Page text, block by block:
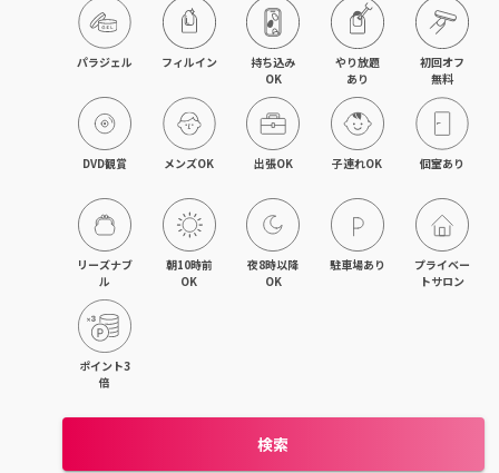
北千住・町屋・亀有
錦糸町・小岩・青砥
吉祥寺・荻窪・三鷹
立川・国立・国分寺
八王子・日野・昭島
日暮里・駒込・千駄木
パラジェル フィルイン
持ち込み
OK
やり放題
あり
初回オフ
無料
DVD観賞 メンズOK 出張OK 子連れOK 個室あり
リーズナブ
ル
朝10時前
OK
夜8時以降
OK
駐車場あり
プライベー
トサロン
ポイント3
倍
検索